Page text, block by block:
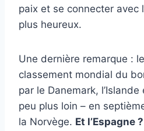
paix et se connecter avec
plus heureux.
Une dernière remarque :
classement mondial du
par le Danemark,
peu plus loin – en
la Norvège. Et l’Espagne